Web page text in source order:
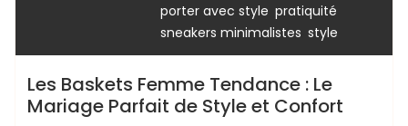
porter avec style pratiquité
sneakers minimalistes style
Les Baskets Femme Tendance : Le
Mariage Parfait de Style et Confort